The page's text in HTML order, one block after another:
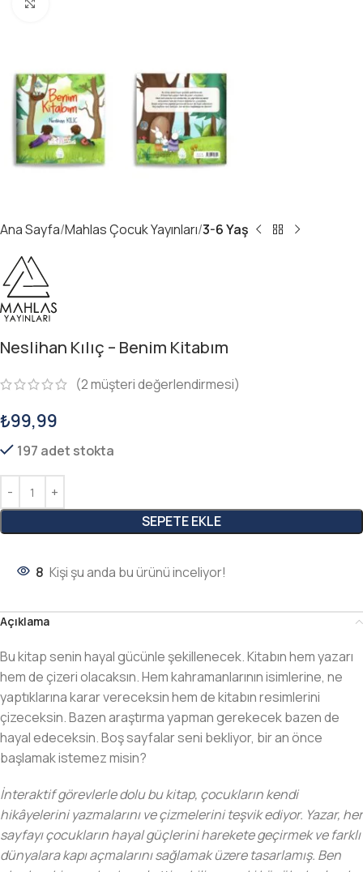
Ana Sayfa Mahlas Çocuk Yayınları 3-6 Yaş
Neslihan Kılıç – Benim Kitabım
(2müşteri değerlendirmesi)
₺99,99
197 adet stokta
SEPETE EKLE
8 Kişi şu anda bu ürünü inceliyor!
Açıklama
Bu kitap senin hayal gücünle şekillenecek. Kitabın hem yazarı
hem de çizeri olacaksın. Hem kahramanlarının isimlerine, ne
yaptıklarına karar vereceksin hem de kitabın resimlerini
çizeceksin. Bazen araştırma yapman gerekecek bazen de
hayal edeceksin. Boş sayfalar seni bekliyor, bir an önce
başlamak istemez misin?
İnteraktif görevlerle dolu bu kitap, çocukların kendi
hikâyelerini yazmalarını ve çizmelerini teşvik ediyor. Yazar, her
sayfayı çocukların hayal güçlerini harekete geçirmek ve farklı
dünyalara kapı açmalarını sağlamak üzere tasarlamış. Ben